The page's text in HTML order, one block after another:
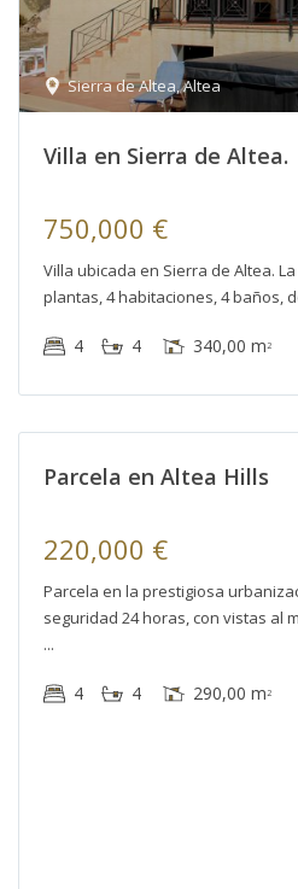
Sierra de Altea,Altea
Villa en Sierra de Altea.
750,000 €
Villa ubicada en Sierra de Altea.
plantas, 4 habitaciones, 4 baños,
4 4 340,00 m 2
Altea
Parcela en Altea Hills
220,000 €
Parcela en la prestigiosa
seguridad 24 horas, con vistas al
4 4 290,00 m 2